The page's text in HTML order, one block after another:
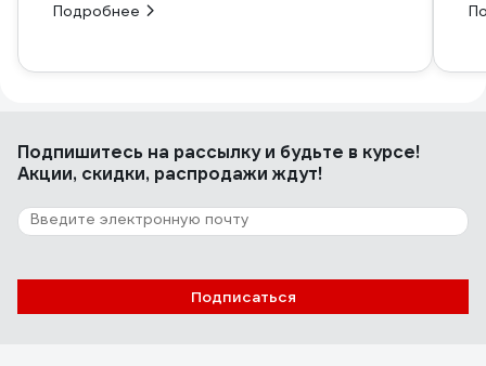
Подробнее
Подпишитесь на рассылкуи будьте в курсе!
Акции, скидки, распродажи ждут!
Подписаться